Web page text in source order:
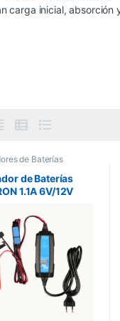
carga inicial, absorción
de Baterías
de Baterías
1.1A 6V/12V